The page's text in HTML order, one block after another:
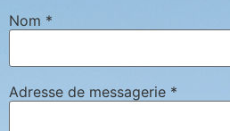
Nom *
Adresse de messagerie *